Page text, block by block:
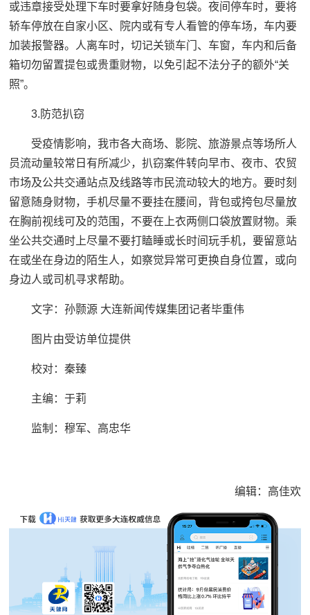
或违章接受处理下车时要拿好随身包袋。夜间停车时，要将
轿车停放在自家小区、院内或有专人看管的停车场，车内要
加装报警器。人离车时，切记关锁车门、车窗，车内和后备
箱切勿留置提包或贵重财物，以免引起不法分子的额外“关
照”。
3.防范扒窃
受疫情影响，我市各大商场、影院、旅游景点等场所人
员流动量较常日有所减少，扒窃案件转向早市、夜市、农贸
市场及公共交通站点及线路等市民流动较大的地方。要时刻
留意随身财物，手机尽量不要挂在腰间，背包或挎包尽量放
在胸前视线可及的范围，不要在上衣两侧口袋放置财物。乘
坐公共交通时上尽量不要打瞌睡或长时间玩手机，要留意站
在或坐在身边的陌生人，如察觉异常可更换自身位置，或向
身边人或司机寻求帮助。
文字：孙颢源 大连新闻传媒集团记者毕重伟
图片由受访单位提供
校对：秦臻
主编：于莉
监制：穆军、高忠华
编辑：高佳欢